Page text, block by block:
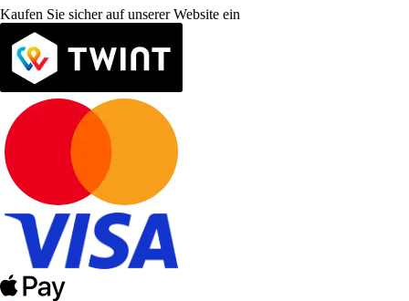
Kaufen Sie sicher auf unserer Website ein